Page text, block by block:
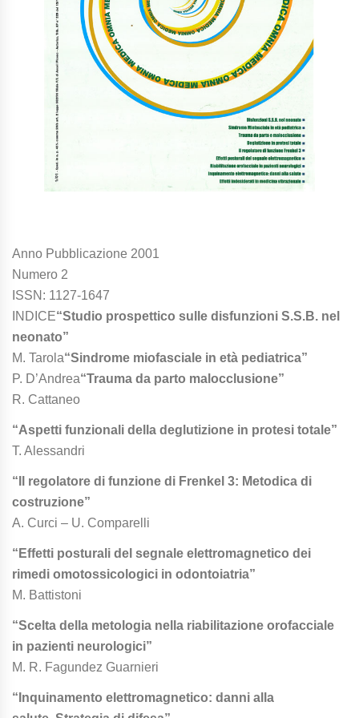
Anno Pubblicazione 2001
Numero 2
ISSN: 1127-1647
INDICE“Studio prospettico sulle disfunzioni S.S.B. nel
neonato”
M. Tarola“Sindrome miofasciale in età pediatrica”
P. D’Andrea“Trauma da parto malocclusione”
R. Cattaneo
“Aspetti funzionali della deglutizione in protesi totale”
T. Alessandri
“Il regolatore di funzione di Frenkel 3: Metodica di
costruzione”
A. Curci – U. Comparelli
“Effetti posturali del segnale elettromagnetico dei
rimedi omotossicologici in odontoiatria”
M. Battistoni
“Scelta della metologia nella riabilitazione orofacciale
in pazienti neurologici”
M. R. Fagundez Guarnieri
“Inquinamento elettromagnetico: danni alla